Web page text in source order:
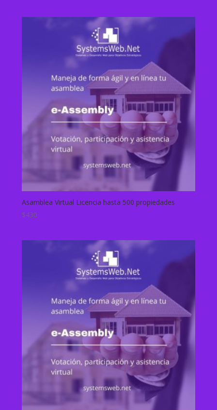
Asamblea Virtual Licencia hasta 500 propiedades
$430